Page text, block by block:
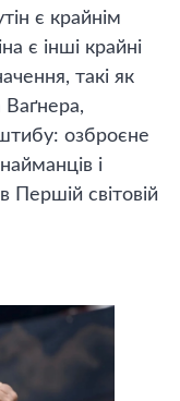
є крайнім
є інші крайні
такі як
озброєне
і
світовій